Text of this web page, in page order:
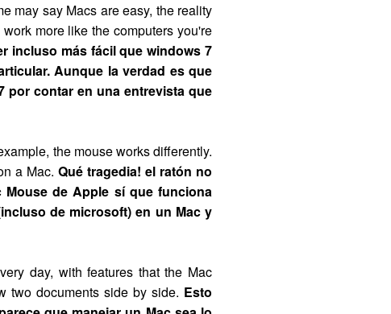
may say Macs are easy, the reality
more like the computers you're
incluso más fácil que windows 7
Aunque la verdad es que
por contar en una entrevista que
the mouse works differently.
a Mac.Qué tragedia! el ratón no
de Apple sí que funciona
de microsoft) en un Mac y
day, with features that the Mac
two documents side by side. Esto